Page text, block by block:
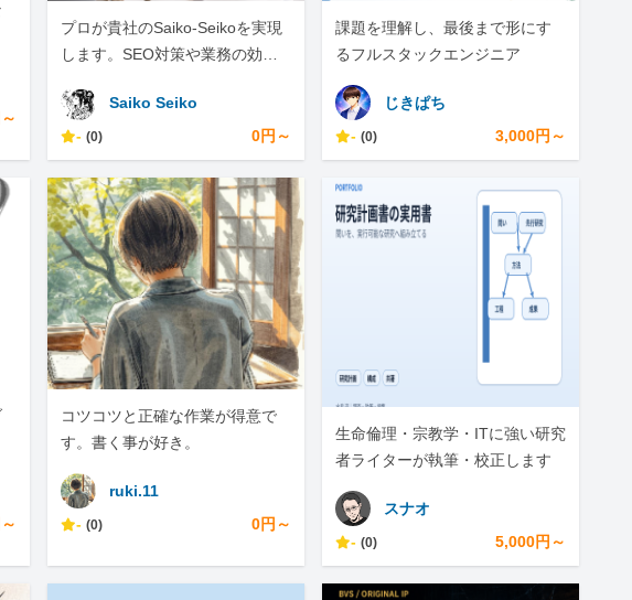
プロが貴社のSaiko-Seikoを実現
します。SEO対策や業務の効率
い。
Saiko Seiko
- (0) 0円～
課題を理解し、最後まで形にす
るフルスタックエンジニア
じきぱち
- (0) 3,000円～
コツコツと正確な作業が得意で
す。書く事が好き。
ruki.11
- (0) 0円～
生命倫理・宗教学・ITに強い研究
者ライターが執筆・校正します
スナオ
- (0) 5,000円～